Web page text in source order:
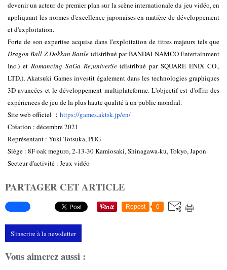
devenir un acteur de premier plan sur la scène internationale du jeu vidéo, en
appliquant les normes d'excellence japonaises en matière de développement
et d'exploitation.
Dragon Ball Z Dokkan Battle (distribué par BANDAI NAMCO Entertainment
Inc.) et Romancing SaGa Re;univerSe (distribué par SQUARE ENIX CO.,
LTD.), Akatsuki Games investit également dans les technologies graphiques
3D avancées et le développement multiplateforme. L'objectif est d'offrir des
expériences de jeu de la plus haute qualité à un public mondial.
Site web officiel ： https://games.aktsk.jp/en/
Création : décembre 2021
Représentant : Yuki Totsuka, PDG
Siège : 8F oak meguro, 2-13-30 Kamiosaki, Shinagawa-ku, Tokyo, Japon
Secteur d'activité : Jeux vidéo
PARTAGER CET ARTICLE
Repost 0
S'inscrire à la newsletter
Vous aimerez aussi :